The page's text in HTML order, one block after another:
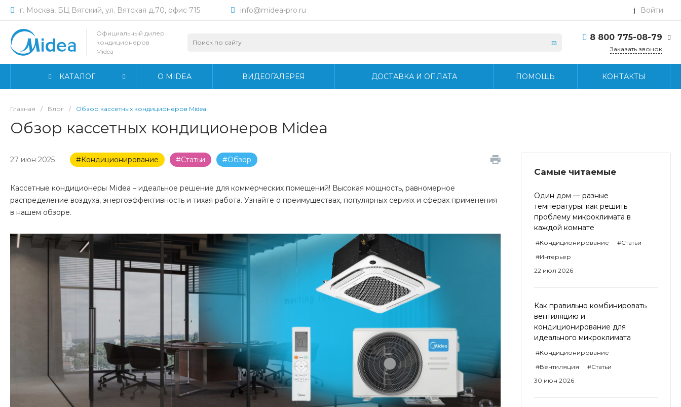
г. Москва, БЦ Вятский, ул. Вятская д.70, офис 715 info@midea-pro.ru Войти
Официальный дилер
кондиционеров
Midea
8 800 775-08-79
г. Москва, БЦ Вятский,
Заказать звонок
КАТАЛОГ О MIDEA ВИДЕОГАЛЕРЕЯ ДОСТАВКА И ОПЛАТА ПОМОЩЬ КОНТАКТЫ
Главная / Блог / Обзор кассетных кондиционеров Midea
Обзор кассетных кондиционеров Midea
Самые читаемые
Один дом — разные
температуры: как решить
проблему микроклимата в
каждой комнате
#Кондиционирование
#Статьи
#Интерьер
22 июл 2026
Как правильно комбинировать
вентиляцию и
кондиционирование для
идеального микроклимата
#Кондиционирование
#Вентиляция
#Статьи
30 июн 2026
27 июн 2025 #Кондиционирование #Статьи #Обзор
Кассетные кондиционеры Midea – идеальное решение для коммерческих помещений! Высокая мощность, равномерное
распределение воздуха, энергоэффективность и тихая работа. Узнайте о преимуществах, популярных сериях и сферах применения
в нашем обзоре.